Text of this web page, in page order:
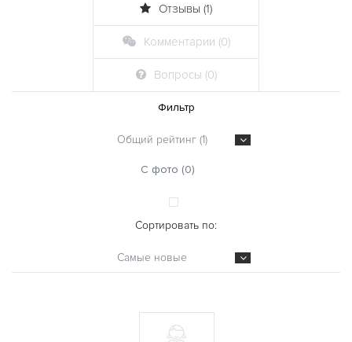
Отзывы (1)
Комментарии (0)
Вопросы (0)
Фильтр
Общий рейтинг (1)
С фото (0)
Сортировать по:
Самые новые